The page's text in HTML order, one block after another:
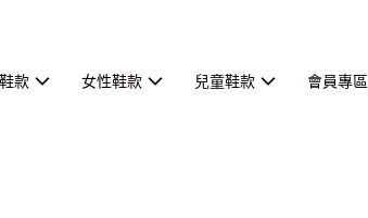
款 女性鞋款 兒童鞋款 會員專區